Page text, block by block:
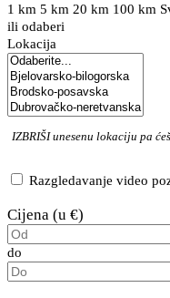
1 km 5 km 20 km 100 km
ili odaberi
Lokacija
IZBRIŠIunesenu lokaciju pa
Razgledavanje video
Cijena (u €)
do